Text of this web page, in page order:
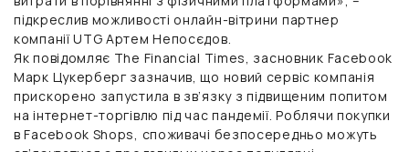
підкреслив можливості онлайн-вітрини партнер
компанії UTG Артем Непосєдов.
Як повідомляє The Financial Times, засновник Facebook
Марк Цукерберг зазначив, що новий сервіс компанія
прискорено запустила в зв’язку з підвищеним попитом
на інтернет-торгівлю під час пандемії. Роблячи покупки
в Facebook Shops, споживачі безпосередньо можуть